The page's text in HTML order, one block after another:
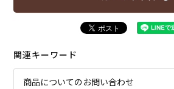
関連キーワード
商品についてのお問い合わせ